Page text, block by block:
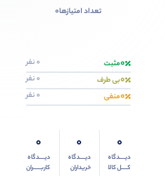
تعداد امتیازها0
0مثبت 0 نفر
0بی طرف 0 نفر
0منفی 0 نفر
0
دیــــدگاه
کــــل کالا
0
دیــــدگاه
خریداران
0
دیــــدگاه
کاربـــــران